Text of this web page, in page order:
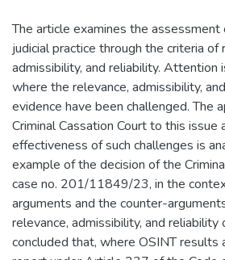
The article examines the assessment
judicial practice through the criteria of
admissibility, and reliability. Attention
where the relevance, admissibility,
evidence have been challenged. The
Criminal Cassation Court to this issue
effectiveness of such challenges is
example of the decision of the
case no. 201/11849/23, in the
arguments and the counter-
relevance, admissibility, and reliability
concluded that, where OSINT results